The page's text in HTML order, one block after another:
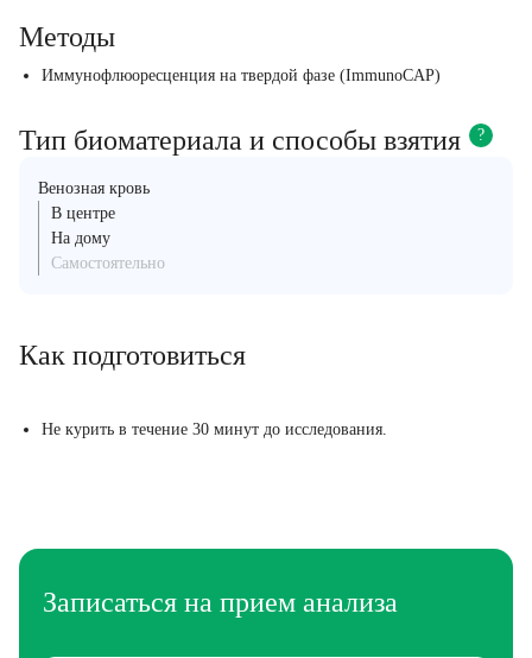
Методы
Иммунофлюоресценция на твердой фазе (ImmunoCAP)
Тип биоматериала и способы взятия ?
Венозная кровь
В центре
На дому
Самостоятельно
Как подготовиться
Не курить в течение 30 минут до исследования.
Записаться на прием анализа